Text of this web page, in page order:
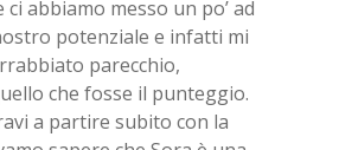
ci abbiamo messo un po’ ad
potenziale e infatti mi
parecchio,
che fosse il punteggio.
a partire subito con la